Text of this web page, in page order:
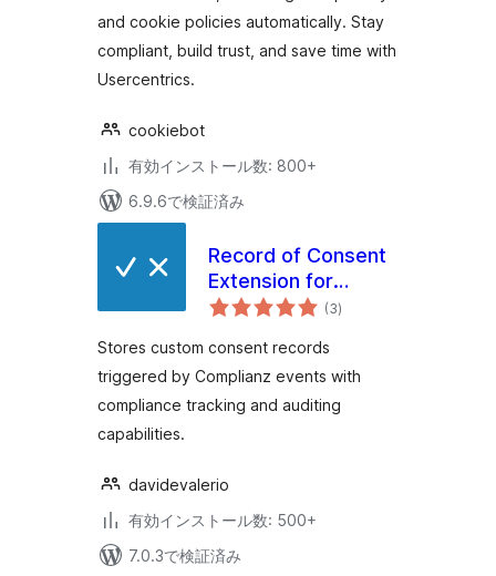
and cookie policies automatically. Stay
compliant, build trust, and save time with
Usercentrics.
cookiebot
有効インストール数: 800+
6.9.6で検証済み
Record of Consent
Extension for
Complianz
(3個
の)
Stores custom consent records
triggered by Complianz events with
compliance tracking and auditing
capabilities.
davidevalerio
有効インストール数: 500+
7.0.3で検証済み